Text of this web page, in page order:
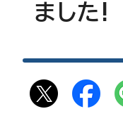
ました!